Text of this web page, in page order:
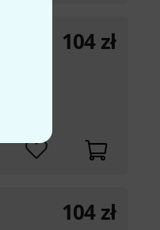
104 zł
104 zł